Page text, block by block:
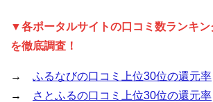
▼各ポータルサイトの口コミ数ランキ
を徹底調査！
→ ふるなびの口コミ上位30位の還元率
→
さとふるの口コミ上位30位の還元率